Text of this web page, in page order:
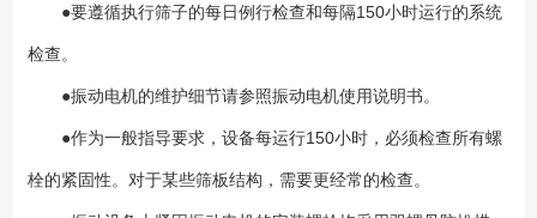
●要遵循执行筛子的每日例行检查和每隔150小时运行的系统
检查。
●振动电机的维护细节请参照振动电机使用说明书。
●作为一般指导要求，设备每运行150小时，必须检查所有螺
栓的紧固性。对于某些筛板结构，需要更经常的检查。